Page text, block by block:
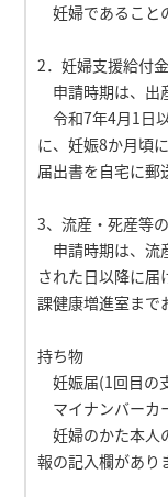
妊婦であること
2．妊婦支援給付
申請時期は、出
令和7年4月1日
に、妊娠8か月頃
届出書を自宅に郵
3、流産・死産等
申請時期は、流
された日以降に届
課健康増進室まで
持ち物
妊娠届(1回目の
マイナンバーカ
妊婦のかた本人
報の記入欄があり